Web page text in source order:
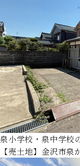
泉小学校・泉中学校
【売土地】金沢市